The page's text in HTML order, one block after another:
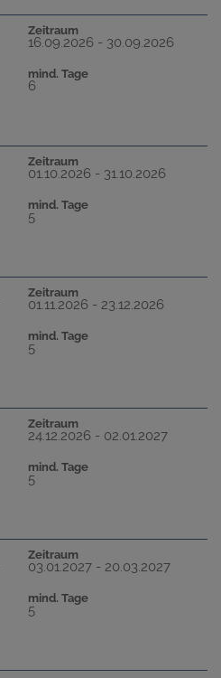
Zeitraum
16.09.2026 - 30.09.2026
mind. Tage
6
Zeitraum
01.10.2026 - 31.10.2026
mind. Tage
5
Zeitraum
01.11.2026 - 23.12.2026
mind. Tage
5
Zeitraum
24.12.2026 - 02.01.2027
mind. Tage
5
Zeitraum
03.01.2027 - 20.03.2027
mind. Tage
5